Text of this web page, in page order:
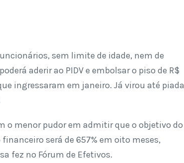
sem limite de idade, nem de
aderir ao PIDV e embolsar o piso de R$
ingressaram em janeiro. Já virou até piada
o menor pudor em admitir que o objetivo do
será de 657% em oito meses,
fez no Fórum de Efetivos.